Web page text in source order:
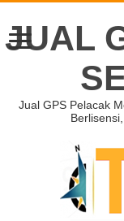
JUAL
Jual GPS Pelacak